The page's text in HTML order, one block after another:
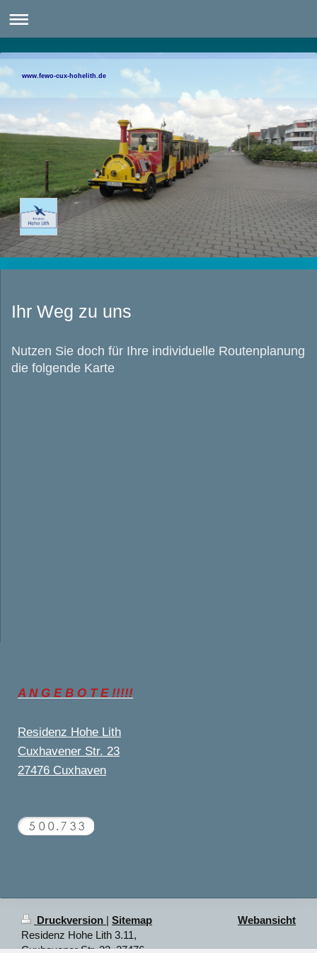
www.fewo-cux-hohelith.de
Ihr Weg zu uns
Nutzen Sie doch für Ihre individuelle Routenplanung
die folgende Karte
A N G E B O T E !!!!!
Residenz Hohe Lith
Cuxhavener Str. 23
27476 Cuxhaven
Druckversion | Sitemap
Residenz Hohe Lith 3.11,
Cuxhavener Str. 23, 27476
Webansicht